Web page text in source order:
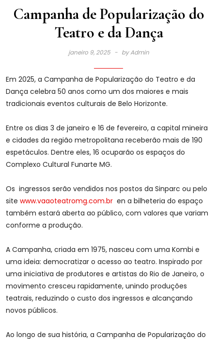
Campanha de Popularização do
Teatro e da Dança
janeiro 9, 2025 byAdmin
Em 2025, a Campanha de Popularização do Teatro e da
Dança celebra 50 anos como um dos maiores e mais
tradicionais eventos culturais de Belo Horizonte.
Entre os dias 3 de janeiro e 16 de fevereiro, a capital mineira
e cidades da região metropolitana receberão mais de 190
espetáculos. Dentre eles, 16 ocuparão os espaços do
Complexo Cultural Funarte MG.
Os ingressos serão vendidos nos postos da Sinparc ou pelo
site www.vaaoteatromg.com.br en a bilheteria do espaço
também estará aberta ao público, com valores que variam
conforme a produção.
A Campanha, criada em 1975, nasceu com uma Kombi e
uma ideia: democratizar o acesso ao teatro. Inspirado por
uma iniciativa de produtores e artistas do Rio de Janeiro, o
movimento cresceu rapidamente, unindo produções
teatrais, reduzindo o custo dos ingressos e alcançando
novos públicos.
Ao longo de sua história, a Campanha de Popularização do